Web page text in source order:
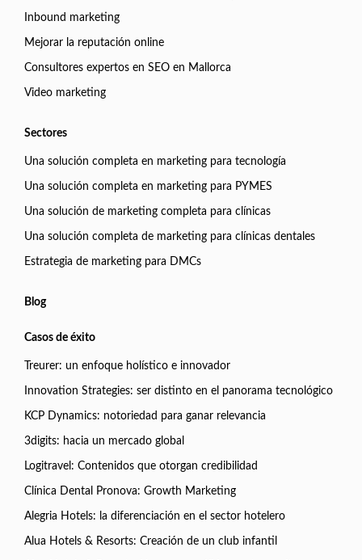
Inbound marketing
Mejorar la reputación online
Consultores expertos en SEO en Mallorca
Video marketing
Sectores
Una solución completa en marketing para tecnología
Una solución completa en marketing para PYMES
Una solución de marketing completa para clínicas
Una solución completa de marketing para clínicas dentales
Estrategia de marketing para DMCs
Blog
Casos de éxito
Treurer: un enfoque holístico e innovador
Innovation Strategies: ser distinto en el panorama tecnológico
KCP Dynamics: notoriedad para ganar relevancia
3digits: hacia un mercado global
Logitravel: Contenidos que otorgan credibilidad
Clínica Dental Pronova: Growth Marketing
Alegria Hotels: la diferenciación en el sector hotelero
Alua Hotels & Resorts: Creación de un club infantil